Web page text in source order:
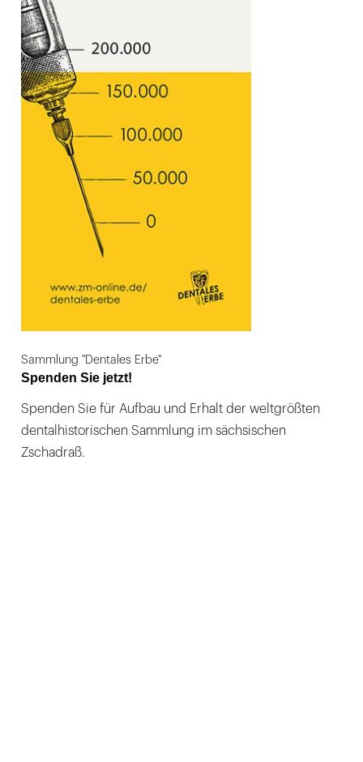
Sammlung "Dentales Erbe"
Spenden Sie jetzt!
Spenden Sie für Aufbau und Erhalt der weltgrößten
dentalhistorischen Sammlung im sächsischen
Zschadraß.